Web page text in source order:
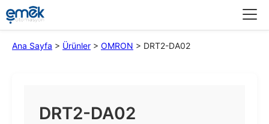
Ana Sayfa > Ürünler > OMRON > DRT2-DA02
DRT2-DA02